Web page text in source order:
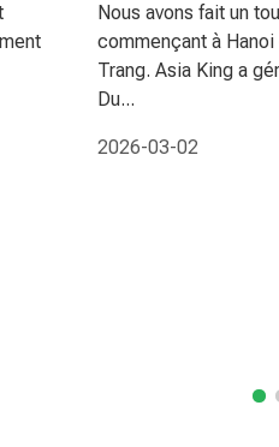
Nous avons fait un
commençant à
Trang. Asia King a
Du...
2026-03-02